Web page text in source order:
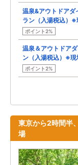
温泉&アウトドアダ
ラン（入湯税込）
ポイント2%
温泉＆アウトドア
ン（入湯税込）※
ポイント2%
東京から2時間半
場